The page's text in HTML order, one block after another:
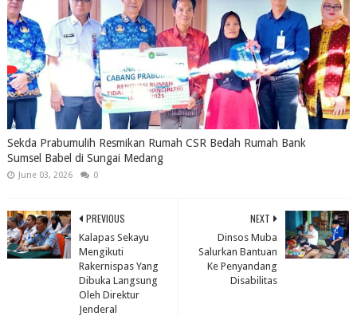
Sekda Prabumulih Resmikan Rumah CSR Bedah Rumah Bank
Sumsel Babel di Sungai Medang
June 03, 2026 0
NEXT
Dinsos Muba
Salurkan Bantuan
Ke Penyandang
Disabilitas
PREVIOUS
Kalapas Sekayu
Mengikuti
Rakernispas Yang
Dibuka Langsung
Oleh Direktur
Jenderal